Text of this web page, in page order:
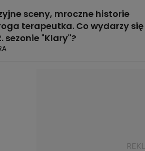
sceny, mroczne historie
terapeutka. Co wydarzy się
sezonie "Klary"?